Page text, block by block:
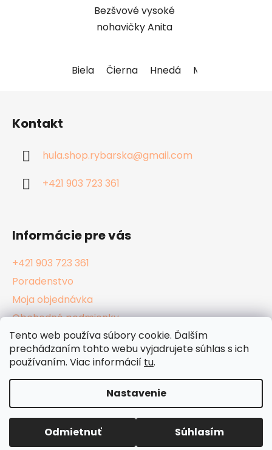
Tento web používa súbory cookie. Ďalším
prechádzaním tohto webu vyjadrujete súhlas s ich
používaním. Viac informácií tu.
Nastavenie
Odmietnuť Súhlasím
Bezšvové vysoké
nohavičky Anita
Biela Čierna Hnedá Maslová
Kontakt
hula.shop.rybarska@gmail.com
+421 903 723 361
Informácie pre vás
+421 903 723 361
Poradenstvo
Moja objednávka
Obchodné podmienky
Reklamačný poriadok
Podmienky ochrany osobných údajov
Vytvoril Shoptet
Copyright 2026
. Všetky práva